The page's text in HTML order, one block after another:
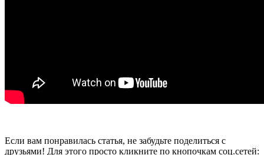
Если вам понравилась статья, не забудьте поделиться с
друзьями! Для этого просто кликните по кнопочкам соц.сетей: